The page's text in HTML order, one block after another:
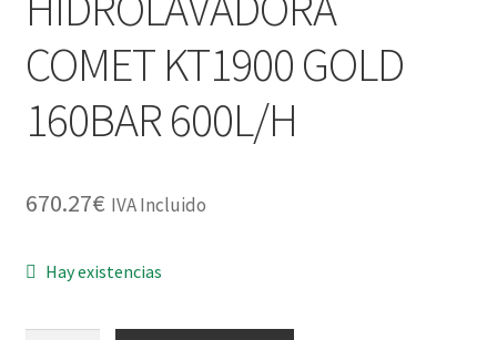
Protección Laboral
Contacto
COMET KT1900 GOLD
160BAR 600L/H
670.27€ IVA Incluido
Hay existencias